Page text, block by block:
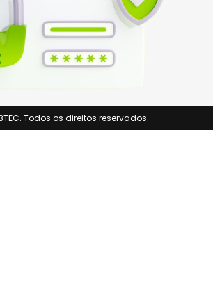
Todos os direitos reservados.